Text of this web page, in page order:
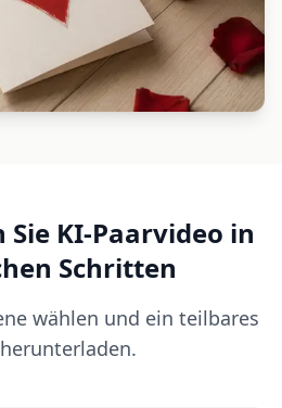
Sie KI-Paarvideo in
Schritten
wählen und ein teilbares